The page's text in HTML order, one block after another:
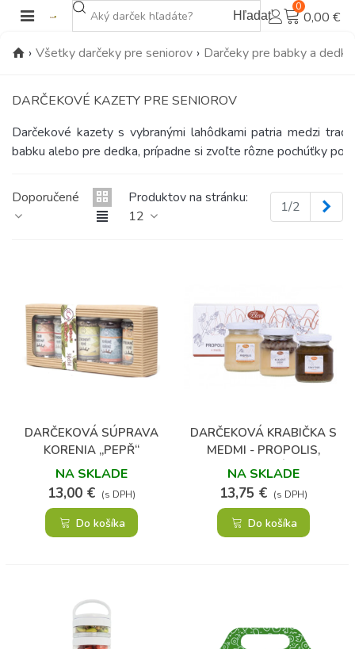
Hľadať
0
0,00 €
› Všetky darčeky pre seniorov › Darčeky pre babky a
DARČEKOVÉ KAZETY PRE SENIOROV
Darčekové kazety s vybranými lahôdkami patria medzi
babku alebo pre dedka, prípadne si zvoľte rôzne pochúťky
Doporučené
Produktov na stránku:
12
1/2
DARČEKOVÁ SÚPRAVA
KORENIA „PEPŘ“
NA SKLADE
13,00 € (s DPH)
Do košíka
DARČEKOVÁ KRABIČKA S
MEDMI - PROPOLIS,
KAKAOVÉ BÔBY A
RAKYTNÍK
NA SKLADE
13,75 € (s DPH)
Do košíka